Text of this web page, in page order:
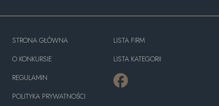
STRONA GŁÓWNA
O KONKURSIE
REGULAMIN
POLITYKA PRYWATNOŚCI
LISTA FIRM
LISTA KATEGORII